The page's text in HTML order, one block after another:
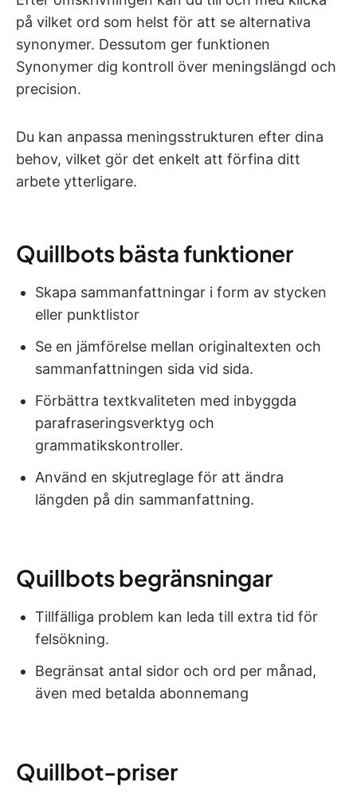
på vilket ord som helst för att se alternativa
synonymer. Dessutom ger funktionen
Synonymer dig kontroll över meningslängd och
precision.
Du kan anpassa meningsstrukturen efter dina
behov, vilket gör det enkelt att förfina ditt
arbete ytterligare.
Quillbots bästa funktioner
Skapa sammanfattningar i form av stycken
eller punktlistor
Se en jämförelse mellan originaltexten och
sammanfattningen sida vid sida.
Förbättra textkvaliteten med inbyggda
parafraseringsverktyg och
grammatikskontroller.
Använd en skjutreglage för att ändra
längden på din sammanfattning.
Quillbots begränsningar
Tillfälliga problem kan leda till extra tid för
felsökning.
Begränsat antal sidor och ord per månad,
även med betalda abonnemang
Quillbot-priser